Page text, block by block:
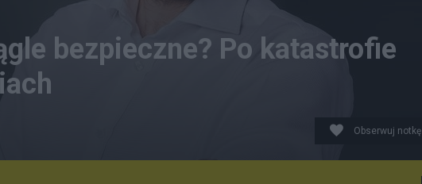
bezpieczne? Po katastrofie
Obserwuj notkę